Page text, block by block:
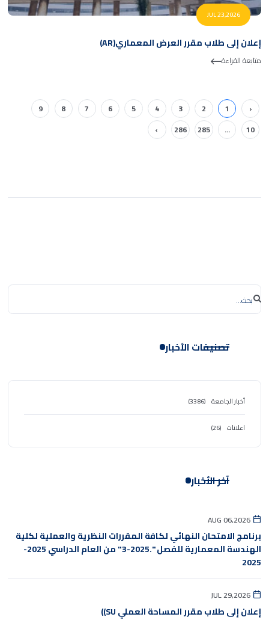
JUL 23,2026
إعلان إلى طلاب مقرر العرض المعماري(AR)
متابعة القراءة
‹
1
2
3
4
5
6
7
8
9
10
...
285
286
›
تصنيفات الأخبار
أخبار الجامعة (3386)
اعلانات (26)
آخر الأخبار
AUG 06,2026
برنامج الامتحان النهائي لكافة المقررات النظرية والعملية لكلية
الهندسة المعمارية للفصل ".2025-3" من العام الدراسي 2025-
2025
JUL 29,2026
إعلان إلى طلاب مقرر المساحة العملي SU))